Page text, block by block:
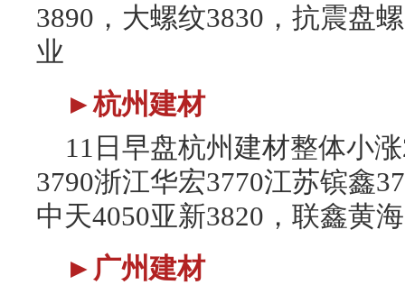
3890，大螺纹3830，抗震盘
业
►杭州建材
11日早盘杭州建材整体小
3790浙江华宏3770江苏镔鑫
中天4050亚新3820，联鑫黄
►广州建材